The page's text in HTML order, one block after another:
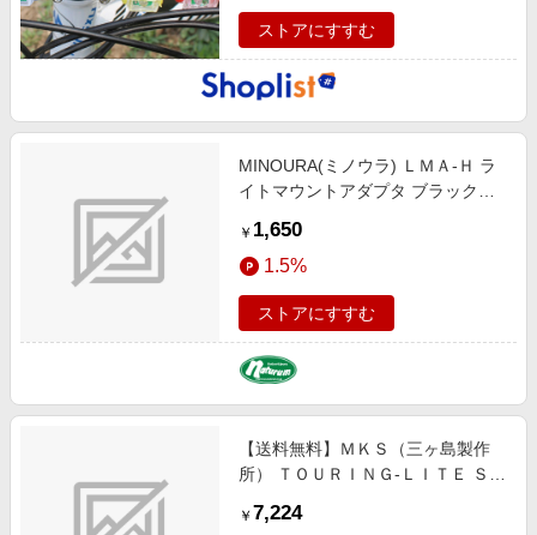
ストアにすすむ
MINOURA(ミノウラ) ＬＭＡ-Ｈ ラ
イトマウントアダプタ ブラック
￥ 1,650
1.5%
ストアにすすむ
【送料無料】ＭＫＳ（三ヶ島製作
所） ＴＯＵＲＩＮＧ-ＬＩＴＥ Ｓｈ
ョート ブラック Ｗ８６×Ｌ６９ ブ
￥ 7,224